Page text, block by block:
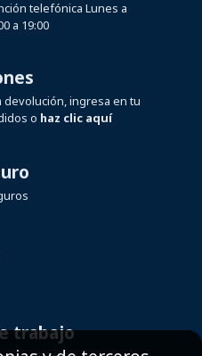
telefónica Lunes a
a 19:00
devolución, ingresa en tu
o haz clic aquí
trabajo